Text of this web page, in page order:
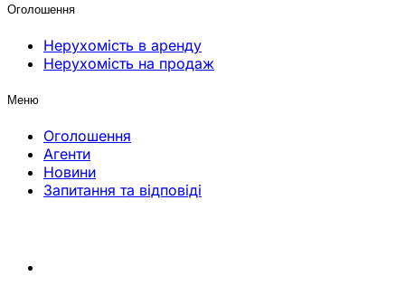
Оголошення
Нерухомість в аренду
Нерухомість на продаж
Меню
Оголошення
Агенти
Новини
Запитання та відповіді